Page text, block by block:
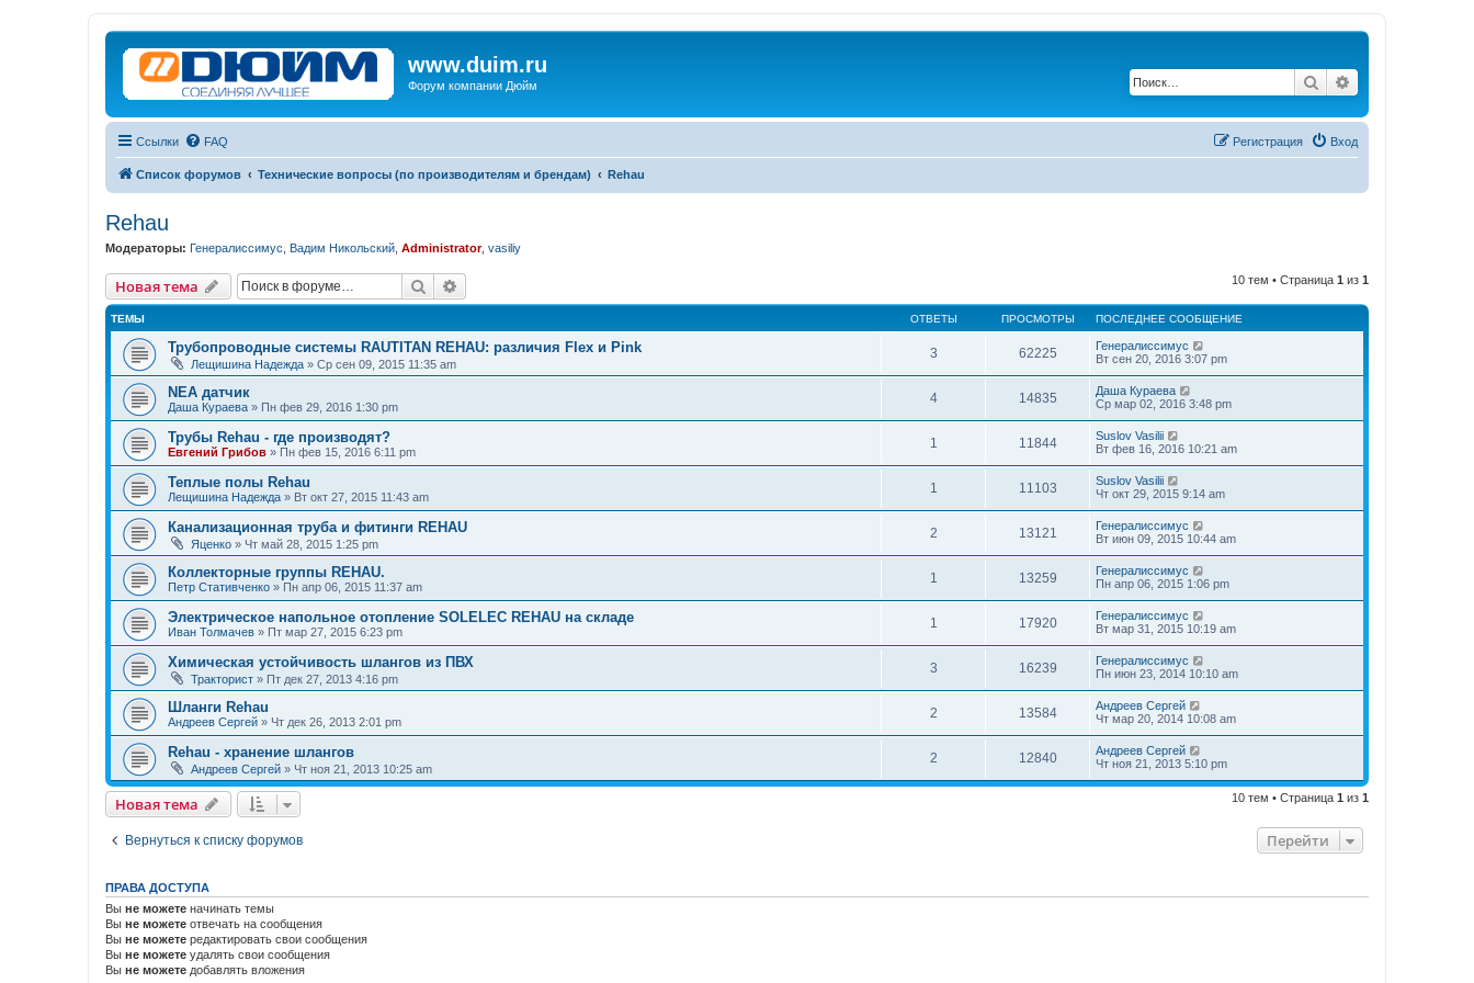
www.duim.ru
Форум компании Дюйм Поиск
Ссылки FAQ Вход
Регистрация
Список форумов Технические вопросы (по производителям и брендам) Rehau
Rehau
Модераторы: Генералиссимус Вадим Никольский Administrator, vasiliy
Новая тема Поиск 10 тем • Страница 1 из 1
ТЕМЫ ОТВЕТЫ ПРОСМОТРЫ ПОСЛЕДНЕЕ СООБЩЕНИЕ
Трубопроводные системы RAUTITAN REHAU: различия Flex и Pink
Лещишина Надежда » Ср сен 09, 2015 11:35 am
3 62225
Генералиссимус
Вт сен 20, 2016 3:07 pm
NEA датчик
Даша Кураева » Пн фев 29, 2016 1:30 pm
4 14835
Даша Кураева
Ср мар 02, 2016 3:48 pm
Трубы Rehau - где производят?
Евгений Грибов » Пн фев 15, 2016 6:11 pm
1 11844
Suslov Vasilii
Вт фев 16, 2016 10:21 am
Теплые полы Rehau
Лещишина Надежда » Вт окт 27, 2015 11:43 am
1 11103
Suslov Vasilii
Чт окт 29, 2015 9:14 am
Канализационная труба и фитинги REHAU
Яценко » Чт май 28, 2015 1:25 pm
2 13121
Генералиссимус
Вт июн 09, 2015 10:44 am
Коллекторные группы REHAU.
Петр Стативченко » Пн апр 06, 2015 11:37 am
1 13259
Генералиссимус
Пн апр 06, 2015 1:06 pm
Электрическое напольное отопление SOLELEC REHAU на складе
Иван Толмачев » Пт мар 27, 2015 6:23 pm
1 17920
Генералиссимус
Вт мар 31, 2015 10:19 am
Химическая устойчивость шлангов из ПВХ
Тракторист » Пт дек 27, 2013 4:16 pm
3 16239
Генералиссимус
Пн июн 23, 2014 10:10 am
Шланги Rehau
Андреев Сергей » Чт дек 26, 2013 2:01 pm
2 13584
Андреев Сергей
Чт мар 20, 2014 10:08 am
Rehau - хранение шлангов
Андреев Сергей » Чт ноя 21, 2013 10:25 am
2 12840
Андреев Сергей
Чт ноя 21, 2013 5:10 pm
Новая тема 10 тем • Страница 1 из 1
Вернуться к списку форумов Перейти
ПРАВА ДОСТУПА
Вы не можете начинать темы
Вы не можете отвечать на сообщения
Вы не можете редактировать свои сообщения
Вы не можете удалять свои сообщения
Вы не можете добавлять вложения